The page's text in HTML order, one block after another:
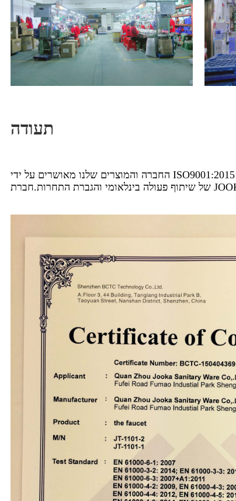
תעודה
החברה והמוצרים שלנו מאושרים על ידי ISO9001:2015 ואישורי CE מאז 2015.להציע ללקוחות עם שירות חם ומתחשב ויעיל ומוצרים באיכות גבוהה היא מטרת המרדף המתמיד שלנו.בעידן